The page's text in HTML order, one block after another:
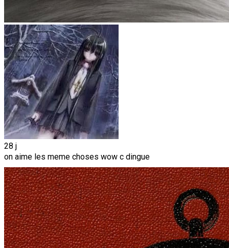
28 j
on aime les meme choses wow c dingue